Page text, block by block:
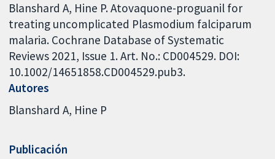
Blanshard A, Hine P. Atovaquone-proguanil for
treating uncomplicated Plasmodium falciparum
malaria. Cochrane Database of Systematic
Reviews 2021, Issue 1. Art. No.: CD004529. DOI:
10.1002/14651858.CD004529.pub3.
Autores
Blanshard A Hine P
Publicación